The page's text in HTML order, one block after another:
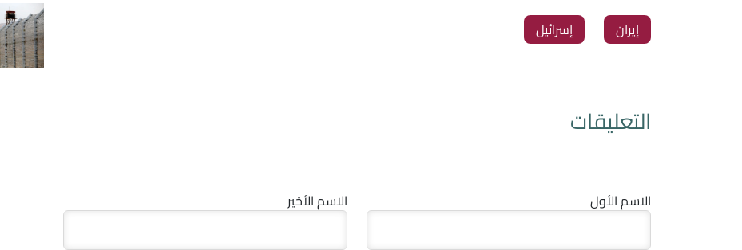
إيران إسرائيل
التعليقات
الاسم الأول الاسم الأخير